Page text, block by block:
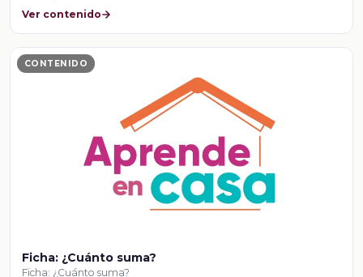
Ver contenido
CONTENIDO
Ficha: ¿Cuánto suma?
Ficha: ¿Cuánto suma?